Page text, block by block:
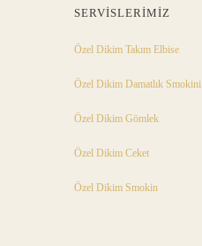
SERVISLERIMIZ
Özel Dikim Takım Elbise
Özel Dikim Damatlık Smokini
Özel Dikim Gömlek
Özel Dikim Ceket
Özel Dikim Smokin